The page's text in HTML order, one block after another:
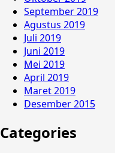
September 2019
Agustus 2019
Juli 2019
Juni 2019
Mei 2019
April 2019
Maret 2019
Desember 2015
Categories